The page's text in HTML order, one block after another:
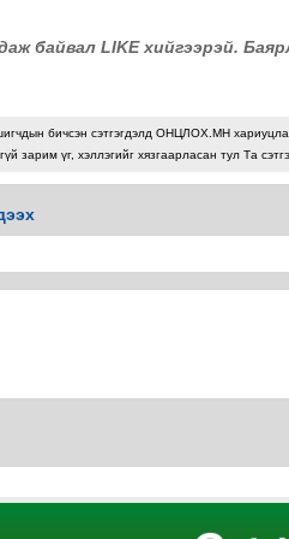
байвал LIKE хийгээрэй.
бичсэн сэтгэгдэлд ОНЦЛОХ.МН
зарим үг, хэллэгийг хязгаарласан тул Та